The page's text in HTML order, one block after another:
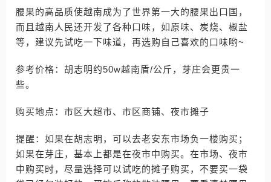
腰果的高品质使越南成为了世界第一大的腰果出口国，
而且越南人民还开发了各种口味，如原味、炭烧、椒盐
等，建议先试吃一下味道，再选购自己喜欢的口味哟~
参考价格：胡志明约50w越南盾/公斤，芽庄会更贵一
些。
购买地点：市区大超市、市区商铺、夜市摊子
提醒：如果在胡志明，可以去老安东市场负一楼购买；
如果在芽庄，基本上都是在夜市中购买。在市场、夜市
中购买时，尽量选择可以试吃的摊子购买，不要买一袋